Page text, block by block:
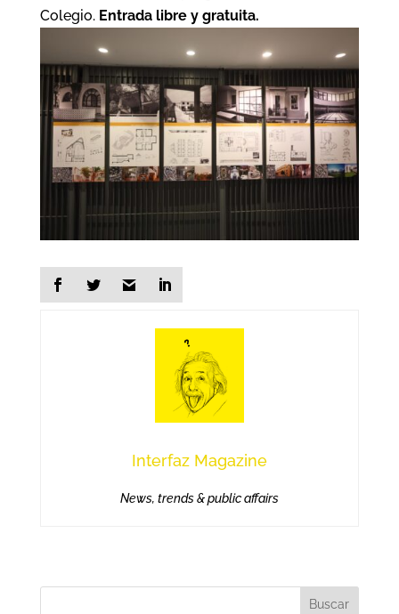
Colegio. Entrada libre y gratuita.
Interfaz Magazine
News, trends & public affairs
Buscar